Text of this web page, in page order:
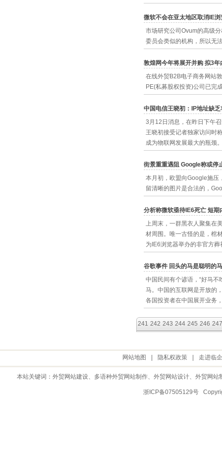
微软不会在亚太地区取消IE
市场研究公司Ovum的高级
委员会类似的机构，所以无
敦煌网今年将展开并购 拟3年
在线外贸B2B电子商务网站
PE(私募股权投资)公司已完
中国电信王晓初：IP地址缺
3月12日消息，在昨日下午
王晓初接受记者独家访问时
成为物联网发展最大的瓶颈
街景重重遇阻 Google称或停
本月初，欧盟向Google施压
留清晰的图片是合法的，
分析称微软亟待IE6死亡 短期
上周末，一群黑衣人聚集在
材周围。唯一古怪的是，棺
为IE6浏览器举办的非官方
谷歌事件 回头的马是聪明的马
中国民间有个谚语，“好马
马。中国的互联网是开放的
各国投资者在中国展开业务
241 242 243 244 245 246 247
网站地图 隐私权政策 走进临企
本站关键词： 外贸网站建设、多语种外贸网站制作、 外贸网站设计、 外贸网站
浙ICP备07505129号